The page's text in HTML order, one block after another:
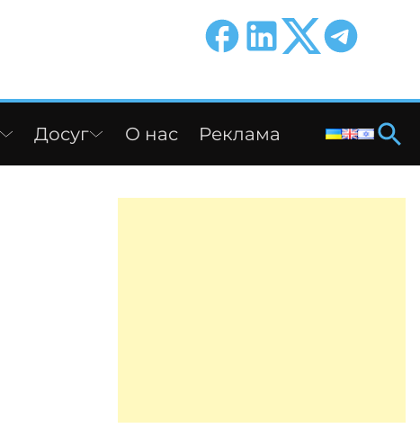
Досуг О нас Реклама